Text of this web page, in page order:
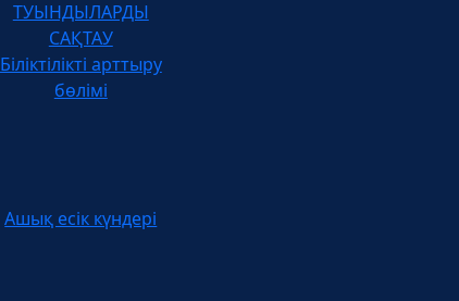
САҚТАУ
Біліктілікті арттыру
бөлімі
Ашық есік күндері